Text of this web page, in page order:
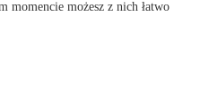
momencie możesz z nich łatwo